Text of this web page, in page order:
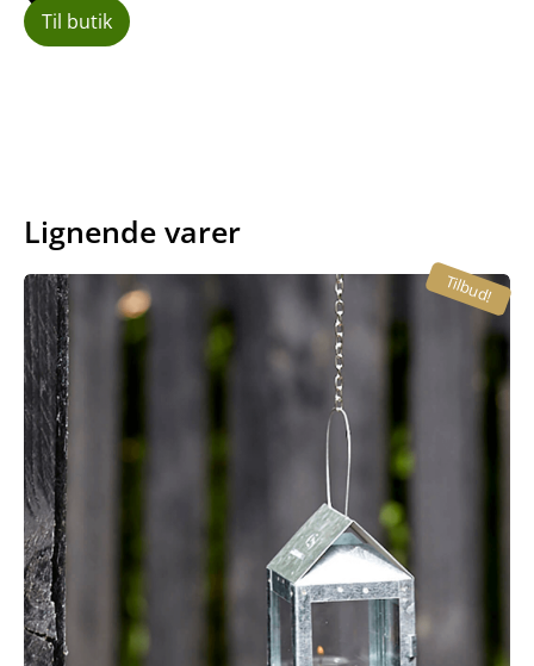
Til butik
Lignende varer
Tilbud!